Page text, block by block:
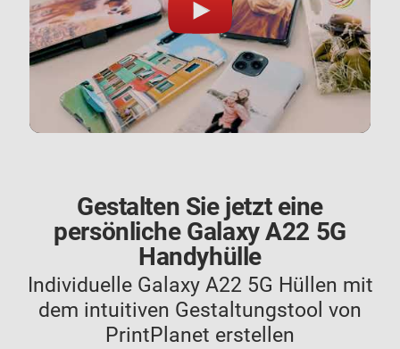
Gestalten Sie jetzt eine
persönliche Galaxy A22 5G
Handyhülle
Individuelle Galaxy A22 5G Hüllen mit
dem intuitiven Gestaltungstool von
PrintPlanet erstellen